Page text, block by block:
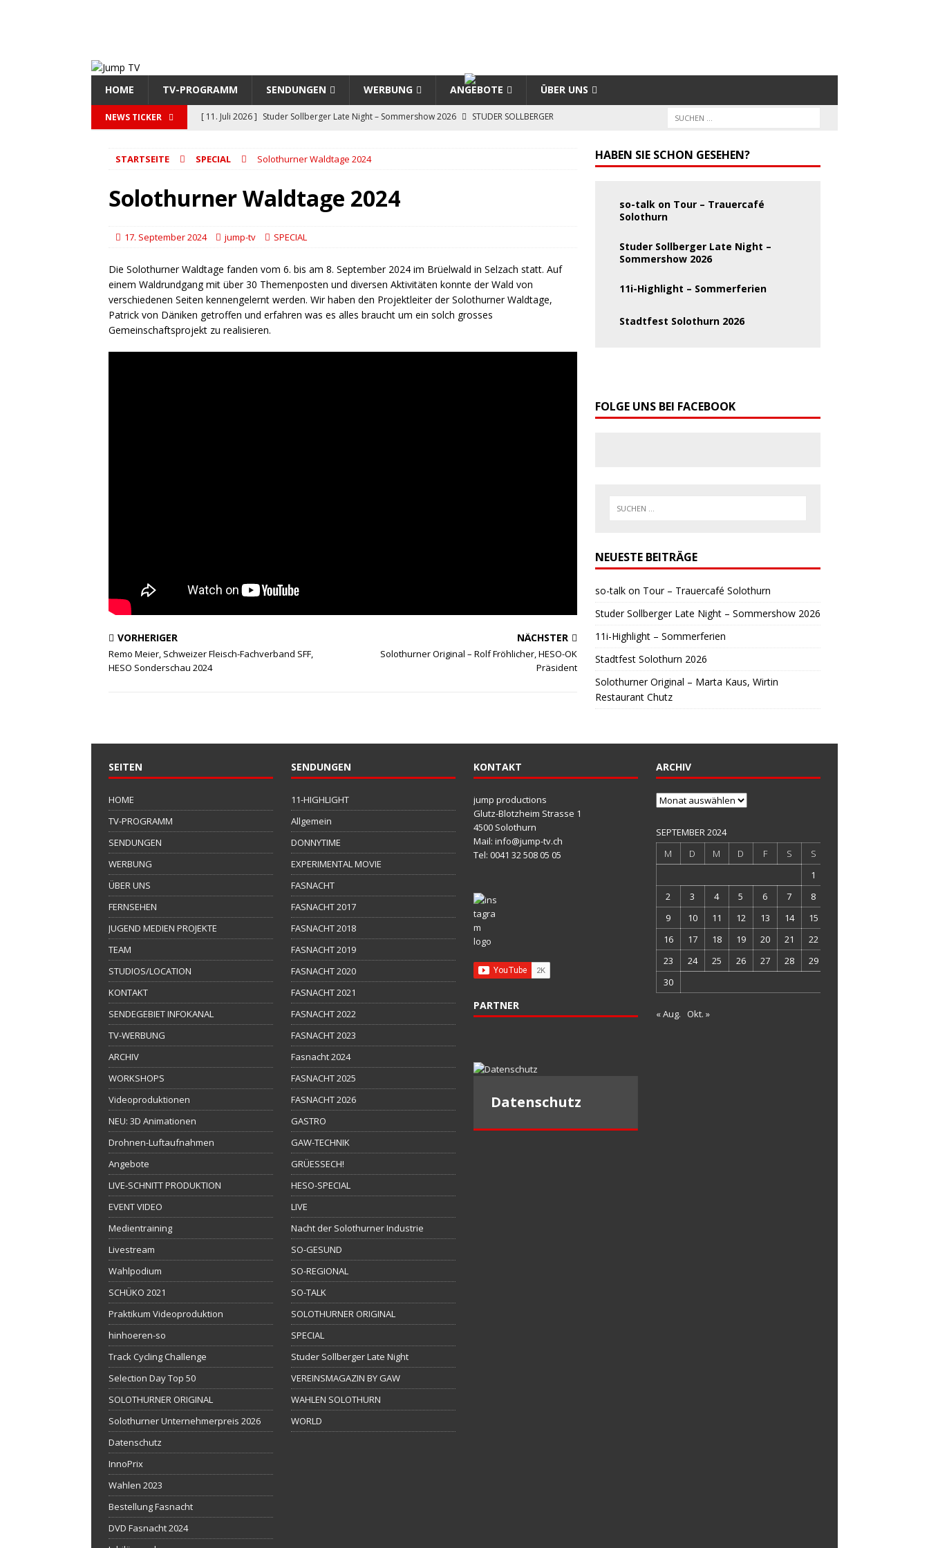
HOME TV-PROGRAMM SENDUNGEN WERBUNG ANGEBOTE ÜBER UNS
NEWS TICKER [ 11. Juli 2026 ] Studer Sollberger Late Night – Sommershow 2026
STUDER SOLLBERGER
[ 11. Juli 2026 ] 11i-Highlight – Sommerferien
Stadtfest Solothurn 2026
[ 6. Juli 2026 ] Solothurner Original – Marta Kaus, Wirtin Restaurant Chutz
ORIGINAL
STARTSEITE SPECIAL Solothurner Waldtage 2024
Solothurner Waldtage 2024
17. September 2024 jump-tv SPECIAL
Die Solothurner Waldtage fanden vom 6. bis am 8. September 2024 im Brüelwald in Selzach statt. Auf
einem Waldrundgang mit über 30 Themenposten und diversen Aktivitäten konnte der Wald von
verschiedenen Seiten kennengelernt werden. Wir haben den Projektleiter der Solothurner Waldtage,
Patrick von Däniken getroffen und erfahren was es alles braucht um ein solch grosses
Gemeinschaftsprojekt zu realisieren.
VORHERIGER
Remo Meier, Schweizer Fleisch-Fachverband SFF,
HESO Sonderschau 2024
NÄCHSTER
Solothurner Original – Rolf Fröhlicher, HESO-OK
Präsident
HABEN SIE SCHON GESEHEN?
so-talk on Tour – Trauercafé
Solothurn
Studer Sollberger Late Night –
Sommershow 2026
11i-Highlight – Sommerferien
Stadtfest Solothurn 2026
FOLGE UNS BEI FACEBOOK
NEUESTE BEITRÄGE
so-talk on Tour – Trauercafé Solothurn
Studer Sollberger Late Night – Sommershow 2026
11i-Highlight – Sommerferien
Stadtfest Solothurn 2026
Solothurner Original – Marta Kaus, Wirtin
Restaurant Chutz
SEITEN
HOME
TV-PROGRAMM
SENDUNGEN
WERBUNG
ÜBER UNS
FERNSEHEN
JUGEND MEDIEN PROJEKTE
TEAM
STUDIOS/LOCATION
KONTAKT
SENDEGEBIET INFOKANAL
TV-WERBUNG
ARCHIV
WORKSHOPS
Videoproduktionen
NEU: 3D Animationen
Drohnen-Luftaufnahmen
Angebote
LIVE-SCHNITT PRODUKTION
EVENT VIDEO
Medientraining
Livestream
Wahlpodium
SCHÜKO 2021
Praktikum Videoproduktion
hinhoeren-so
Track Cycling Challenge
Selection Day Top 50
SOLOTHURNER ORIGINAL
Solothurner Unternehmerpreis 2026
Datenschutz
InnoPrix
Wahlen 2023
Bestellung Fasnacht
DVD Fasnacht 2024
SENDUNGEN
11-HIGHLIGHT
Allgemein
DONNYTIME
EXPERIMENTAL MOVIE
FASNACHT
FASNACHT 2017
FASNACHT 2018
FASNACHT 2019
FASNACHT 2020
FASNACHT 2021
FASNACHT 2022
FASNACHT 2023
Fasnacht 2024
FASNACHT 2025
FASNACHT 2026
GASTRO
GAW-TECHNIK
GRÜESSECH!
HESO-SPECIAL
LIVE
Nacht der Solothurner Industrie
SO-GESUND
SO-REGIONAL
SO-TALK
SOLOTHURNER ORIGINAL
SPECIAL
Studer Sollberger Late Night
VEREINSMAGAZIN BY GAW
WAHLEN SOLOTHURN
WORLD
KONTAKT
jump productions
Glutz-Blotzheim Strasse 1
4500 Solothurn
Mail: info@jump-tv.ch
Tel: 0041 32 508 05 05
PARTNER
Datenschutz Datenschutz
ARCHIV
Archiv
SEPTEMBER 2024
M
D M D F S
S
1
2
3 4 5 6 7
8
9
10 11 12 13 14
15
16
17 18 19 20 21
22
23
24 25 26 27 28
29
30
« Aug. Okt. »